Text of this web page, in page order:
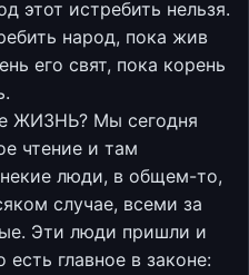
этот истребить нельзя.
народ, пока жив
его свят, пока корень
ЖИЗНЬ? Мы сегодня
чтение и там
люди, в общем-то,
случае, всеми за
Эти люди пришли и
главное в законе: